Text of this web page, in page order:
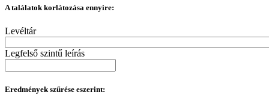
A találatok korlátozása ennyire:
Levéltár
Legfelső szintű leírás
Eredmények szűrése eszerint: